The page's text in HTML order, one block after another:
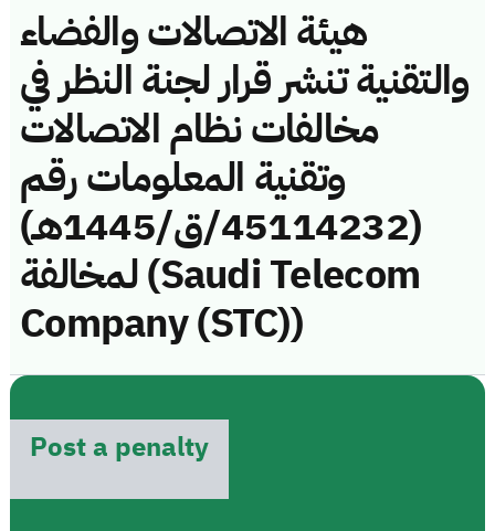
هيئة الاتصالات والفضاء
والتقنية تنشر قرار لجنة النظر في
مخالفات نظام الاتصالات
وتقنية المعلومات رقم
(45114232/ق/1445هـ)
لمخالفة (Saudi Telecom
Company (STC))
Post a penalty